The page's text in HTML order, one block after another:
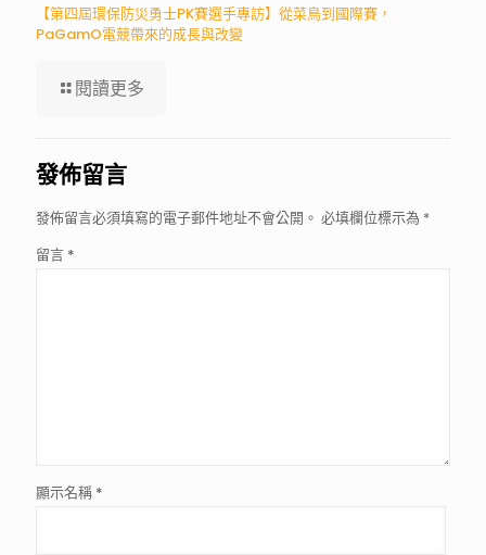
【第四屆環保防災勇士PK賽選手專訪】從菜鳥到國際賽，
PaGamO電競帶來的成長與改變
閱讀更多
發佈留言
發佈留言必須填寫的電子郵件地址不會公開。 必填欄位標示為 *
留言 *
顯示名稱 *